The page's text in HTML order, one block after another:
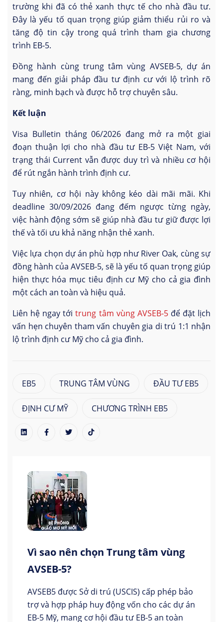
trường khi đã có thẻ xanh thực tế cho nhà đầu tư.
Đây là yếu tố quan trọng giúp giảm thiểu rủi ro và
tăng độ tin cậy trong quá trình tham gia chương
trình EB-5.
Đồng hành cùng trung tâm vùng AVSEB-5, dự án
mang đến giải pháp đầu tư định cư với lộ trình rõ
ràng, minh bạch và được hỗ trợ chuyên sâu.
Kết luận
Visa Bulletin tháng 06/2026 đang mở ra một giai
đoạn thuận lợi cho nhà đầu tư EB-5 Việt Nam, với
trạng thái Current vẫn được duy trì và nhiều cơ hội
để rút ngắn hành trình định cư.
Tuy nhiên, cơ hội này không kéo dài mãi mãi. Khi
deadline 30/09/2026 đang đếm ngược từng ngày,
việc hành động sớm sẽ giúp nhà đầu tư giữ được lợi
thế và tối ưu khả năng nhận thẻ xanh.
Việc lựa chọn dự án phù hợp như River Oak, cùng sự
đồng hành của AVSEB-5, sẽ là yếu tố quan trọng giúp
hiện thực hóa mục tiêu định cư Mỹ cho cả gia đình
một cách an toàn và hiệu quả.
Liên hệ ngay tớitrung tâm vùng AVSEB-5để đặt lịch
vấn hẹn chuyên tham vấn chuyên gia di trú 1:1 nhận
lộ trình định cư Mỹ cho cả gia đình.
EB5 TRUNG TÂM VÙNG ĐẦU TƯ EB5
ĐỊNH CƯ MỸ CHƯƠNG TRÌNH EB5
Vì sao nên chọn Trung tâm vùng
AVSEB-5?
AVSEB5 được Sở di trú (USCIS) cấp phép bảo
trợ và hợp pháp huy động vốn cho các dự án
EB-5 Mỹ, mang cơ hội đầu tư EB-5 an toàn